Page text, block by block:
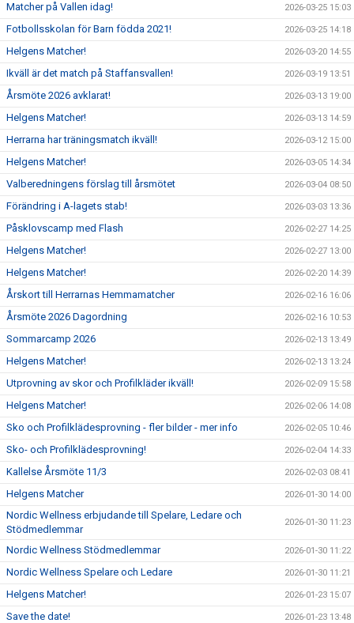
Matcher på Vallen idag! 2026-03-25 15:03
Fotbollsskolan för Barn födda 2021! 2026-03-25 14:18
Helgens Matcher! 2026-03-20 14:55
Ikväll är det match på Staffansvallen! 2026-03-19 13:51
Årsmöte 2026 avklarat! 2026-03-13 19:00
Helgens Matcher! 2026-03-13 14:59
Herrarna har träningsmatch ikväll! 2026-03-12 15:00
Helgens Matcher! 2026-03-05 14:34
Valberedningens förslag till årsmötet 2026-03-04 08:50
Förändring i A-lagets stab! 2026-03-03 13:36
Påsklovscamp med Flash 2026-02-27 14:25
Helgens Matcher! 2026-02-27 13:00
Helgens Matcher! 2026-02-20 14:39
Årskort till Herrarnas Hemmamatcher 2026-02-16 16:06
Årsmöte 2026 Dagordning 2026-02-16 10:53
Sommarcamp 2026 2026-02-13 13:49
Helgens Matcher! 2026-02-13 13:24
Utprovning av skor och Profilkläder ikväll! 2026-02-09 15:58
Helgens Matcher! 2026-02-06 14:08
Sko och Profilklädesprovning - fler bilder - mer info 2026-02-05 10:46
Sko- och Profilklädesprovning! 2026-02-04 14:33
Kallelse Årsmöte 11/3 2026-02-03 08:41
Helgens Matcher 2026-01-30 14:00
Nordic Wellness erbjudande till Spelare, Ledare och
Stödmedlemmar
2026-01-30 11:23
Nordic Wellness Stödmedlemmar 2026-01-30 11:22
Nordic Wellness Spelare och Ledare 2026-01-30 11:21
Helgens Matcher! 2026-01-23 15:07
Save the date! 2026-01-23 13:48